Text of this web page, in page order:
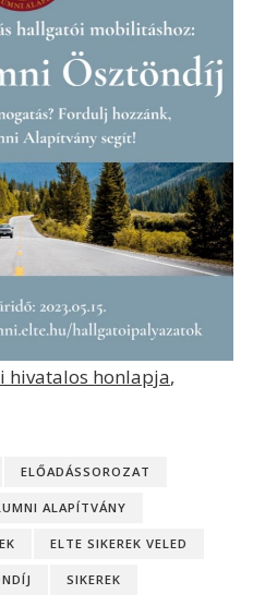
hivatalos honlapja,
ELŐADÁSSOROZAT
ALAPÍTVÁNY
ELTE SIKEREK VELED
SIKEREK